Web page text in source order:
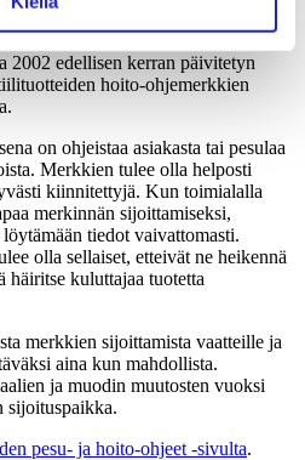
2002 edellisen kerran päivitetyn
hoito-ohjemerkkien
on ohjeistaa asiakasta tai pesulaa
Merkkien tulee olla helposti
kiinnitettyjä. Kun toimialalla
merkinnän sijoittamiseksi,
tiedot vaivattomasti.
olla sellaiset, etteivät ne heikennä
häiritse kuluttajaa tuotetta
merkkien sijoittamista vaatteille ja
aina kun mahdollista.
ja muodin muutosten vuoksi
sijoituspaikka.
pesu- ja hoito-ohjeet -sivulta.